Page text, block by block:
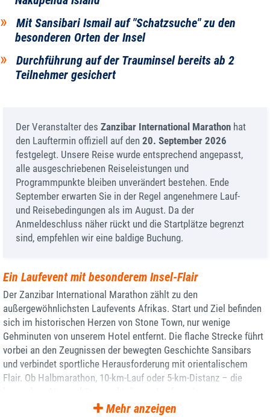
Mit Sansibari Ismail auf "Schatzsuche" zu den
besonderen Orten der Insel
Durchführung auf der Trauminsel bereits ab 2
Teilnehmer gesichert
Der Veranstalter des Zanzibar International Marathon hat
den Lauftermin offiziell auf den 20. September 2026
festgelegt. Unsere Reise wurde entsprechend angepasst,
alle ausgeschriebenen Reiseleistungen und
Programmpunkte bleiben unverändert bestehen. Ende
September erwarten Sie in der Regel angenehmere Lauf-
und Reisebedingungen als im August. Da der
Anmeldeschluss näher rückt und die Startplätze begrenzt
sind, empfehlen wir eine baldige Buchung.
Ein Laufevent mit besonderem Insel-Flair
Der Zanzibar International Marathon zählt zu den
außergewöhnlichsten Laufevents Afrikas. Start und Ziel befinden
sich im historischen Herzen von Stone Town, nur wenige
Gehminuten von unserem Hotel entfernt. Die flache Strecke führt
vorbei an den Zeugnissen der bewegten Geschichte Sansibars
und verbindet sportliche Herausforderung mit orientalischem
Flair. Ob Halbmarathon, 10-km-Lauf oder 5-km-Distanz – die
unvergesslichen Erlebnis. Nach dem Wettkampf wartet mit
Mehr anzeigen